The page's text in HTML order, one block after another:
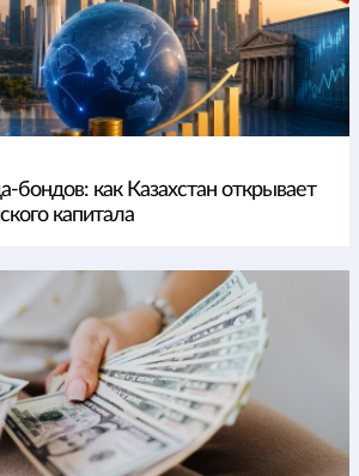
бондов: как Казахстан открывает
капитала